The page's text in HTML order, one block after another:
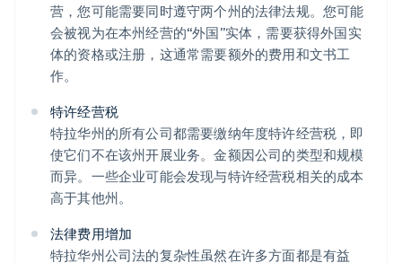
营，您可能需要同时遵守两个州的法律法规。您可能
会被视为在本州经营的“外国”实体，需要获得外国实
体的资格或注册，这通常需要额外的费用和文书工
作。
特许经营税
特拉华州的所有公司都需要缴纳年度特许经营税，即
使它们不在该州开展业务。金额因公司的类型和规模
而异。一些企业可能会发现与特许经营税相关的成本
高于其他州。
法律费用增加
特拉华州公司法的复杂性虽然在许多方面都是有益